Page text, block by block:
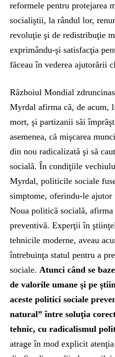
reformele pentru protejarea
socialiştii, la rândul lor,
revoluţie şi de redistribuţie
exprimându-şi satisfacţia
făceau în vederea ajutorării
Războiul Mondial
Myrdal afirma că, de acum,
mort, şi partizanii săi
asemenea, că mişcarea
din nou radicalizată şi să
socială. În condiţiile
Myrdal, politicile sociale
simptome, oferindu-le ajutor
Noua politică socială,
preventivă. Experţii în
tehnicile moderne, aveau
întrebuinţa statul pentru a
sociale. Atunci când se
de valorile umane şi pe
aceste politici sociale
natural” între soluţia
tehnic, cu radicalismul
atrage în mod explicit